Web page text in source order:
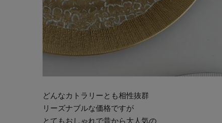
どんなカトラリーとも相性抜群
リーズナブルな価格ですが
とてもおしゃれで昔から大人気の